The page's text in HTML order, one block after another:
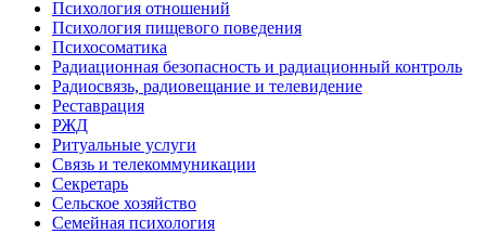
Психология отношений
Психология пищевого поведения
Психосоматика
Радиационная безопасность и радиационный контроль
Радиосвязь, радиовещание и телевидение
Реставрация
РЖД
Ритуальные услуги
Связь и телекоммуникации
Секретарь
Сельское хозяйство
Семейная психология